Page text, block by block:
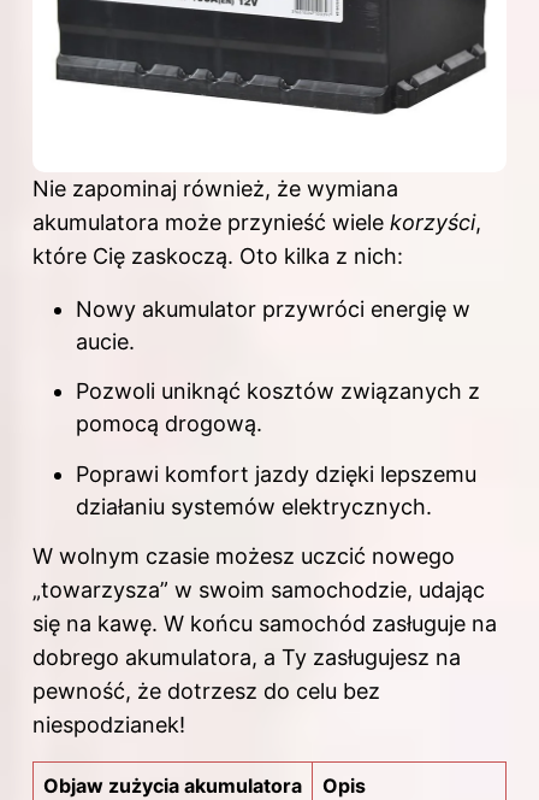
Nie zapominaj również, że wymiana
akumulatora może przynieść wiele korzyści,
które Cię zaskoczą. Oto kilka z nich:
Nowy akumulator przywróci energię w
aucie.
Pozwoli uniknąć kosztów związanych z
pomocą drogową.
Poprawi komfort jazdy dzięki lepszemu
działaniu systemów elektrycznych.
W wolnym czasie możesz uczcić nowego
„towarzysza” w swoim samochodzie, udając
się na kawę. W końcu samochód zasługuje na
dobrego akumulatora, a Ty zasługujesz na
pewność, że dotrzesz do celu bez
niespodzianek!
Objaw zużycia akumulatora Opis